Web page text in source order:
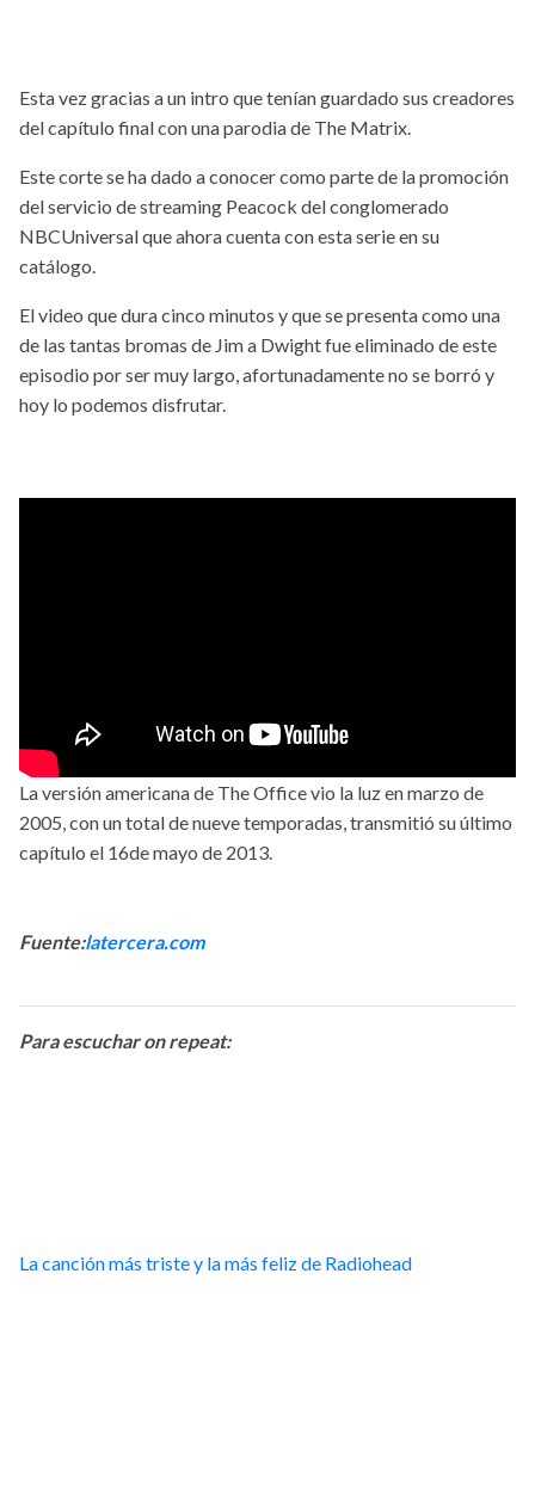
Esta vez gracias a un intro que tenían guardado sus creadores
del capítulo final con una parodia de The Matrix.
Este corte se ha dado a conocer como parte de la promoción
del servicio de streaming Peacock del conglomerado
NBCUniversal que ahora cuenta con esta serie en su
catálogo.
El video que dura cinco minutos y que se presenta como una
de las tantas bromas de Jim a Dwight fue eliminado de este
episodio por ser muy largo, afortunadamente no se borró y
hoy lo podemos disfrutar.
La versión americana de The Office vio la luz en marzo de
2005, con un total de nueve temporadas, transmitió su último
capítulo el 16de mayo de 2013.
Fuente:latercera.com
Para escuchar on repeat:
La canción más triste y la más feliz de Radiohead